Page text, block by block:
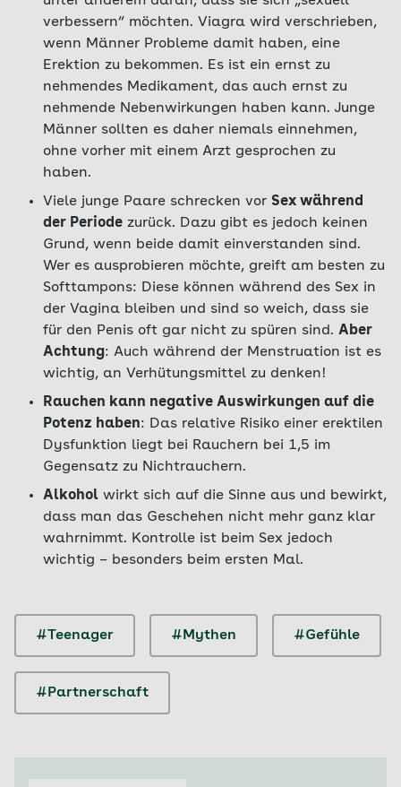
verbessern“ möchten. Viagra wird verschrieben,
wenn Männer Probleme damit haben, eine
Erektion zu bekommen. Es ist ein ernst zu
nehmendes Medikament, das auch ernst zu
nehmende Nebenwirkungen haben kann. Junge
Männer sollten es daher niemals einnehmen,
ohne vorher mit einem Arzt gesprochen zu
haben.
Viele junge Paare schrecken vor Sex während
der Periode zurück. Dazu gibt es jedoch keinen
Grund, wenn beide damit einverstanden sind.
Wer es ausprobieren möchte, greift am besten zu
Softtampons: Diese können während des Sex in
der Vagina bleiben und sind so weich, dass sie
für den Penis oft gar nicht zu spüren sind. Aber
Achtung: Auch während der Menstruation ist es
wichtig, an Verhütungsmittel zu denken!
Rauchen kann negative Auswirkungen auf die
Potenz haben: Das relative Risiko einer erektilen
Dysfunktion liegt bei Rauchern bei 1,5 im
Gegensatz zu Nichtrauchern.
Alkohol wirkt sich auf die Sinne aus und bewirkt,
dass man das Geschehen nicht mehr ganz klar
wahrnimmt. Kontrolle ist beim Sex jedoch
wichtig – besonders beim ersten Mal.
#Teenager #Mythen #Gefühle
#Partnerschaft